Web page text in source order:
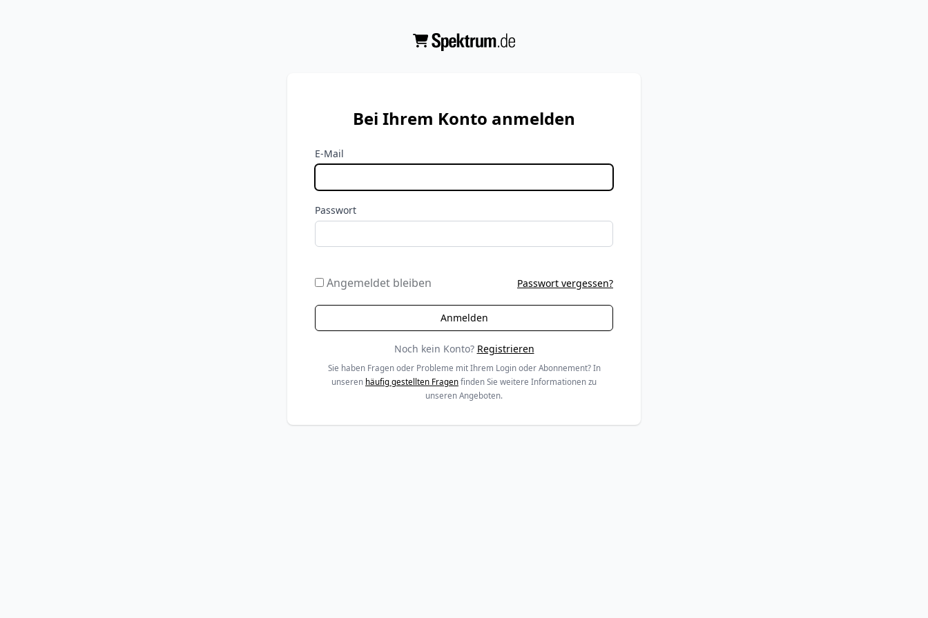
Bei Ihrem Konto anmelden
E-Mail
Passwort
Angemeldet bleiben Passwort vergessen?
Noch kein Konto? Registrieren
Sie haben Fragen oder Probleme mit Ihrem Login oder Abonnement? In
unseren häufig gestellten Fragen finden Sie weitere Informationen zu
unseren Angeboten.